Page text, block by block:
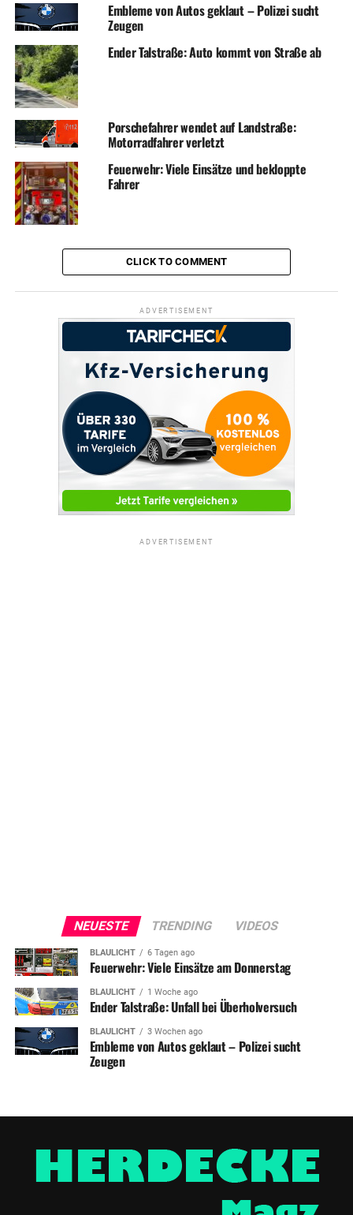
Embleme von Autos geklaut – Polizei sucht
Zeugen
Ender Talstraße: Auto kommt von Straße ab
Porschefahrer wendet auf Landstraße:
Motorradfahrer verletzt
Feuerwehr: Viele Einsätze und bekloppte
Fahrer
CLICK TO COMMENT
ADVERTISEMENT
ADVERTISEMENT
NEUESTE TRENDING VIDEOS
BLAULICHT 6 Tagen ago
Feuerwehr: Viele Einsätze am Donnerstag
BLAULICHT 1 Woche ago
Ender Talstraße: Unfall bei Überholversuch
BLAULICHT 3 Wochen ago
Embleme von Autos geklaut – Polizei sucht
Zeugen